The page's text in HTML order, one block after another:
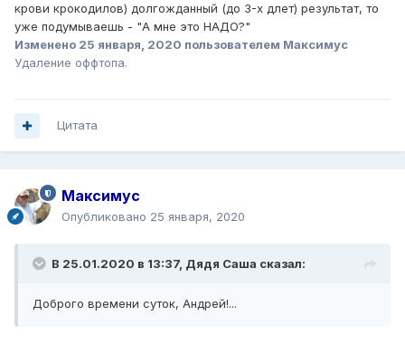
крови крокодилов) долгожданный (до 3-х длет) результат, то
уже подумываешь - "А мне это НАДО?"
Изменено 25 января, 2020 пользователем Максимус
Удаление оффтопа.
Цитата
Максимус
Опубликовано 25 января, 2020
В 25.01.2020 в 13:37, Дядя Саша сказал:
Доброго времени суток, Андрей!...